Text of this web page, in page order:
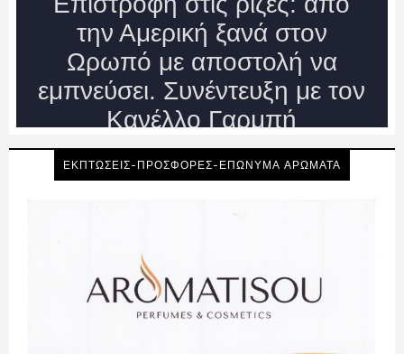
ΕΚΠΤΩΣΕΙΣ-ΠΡΟΣΦΟΡΕΣ-ΕΠΩΝΥΜΑ ΑΡΩΜΑΤΑ